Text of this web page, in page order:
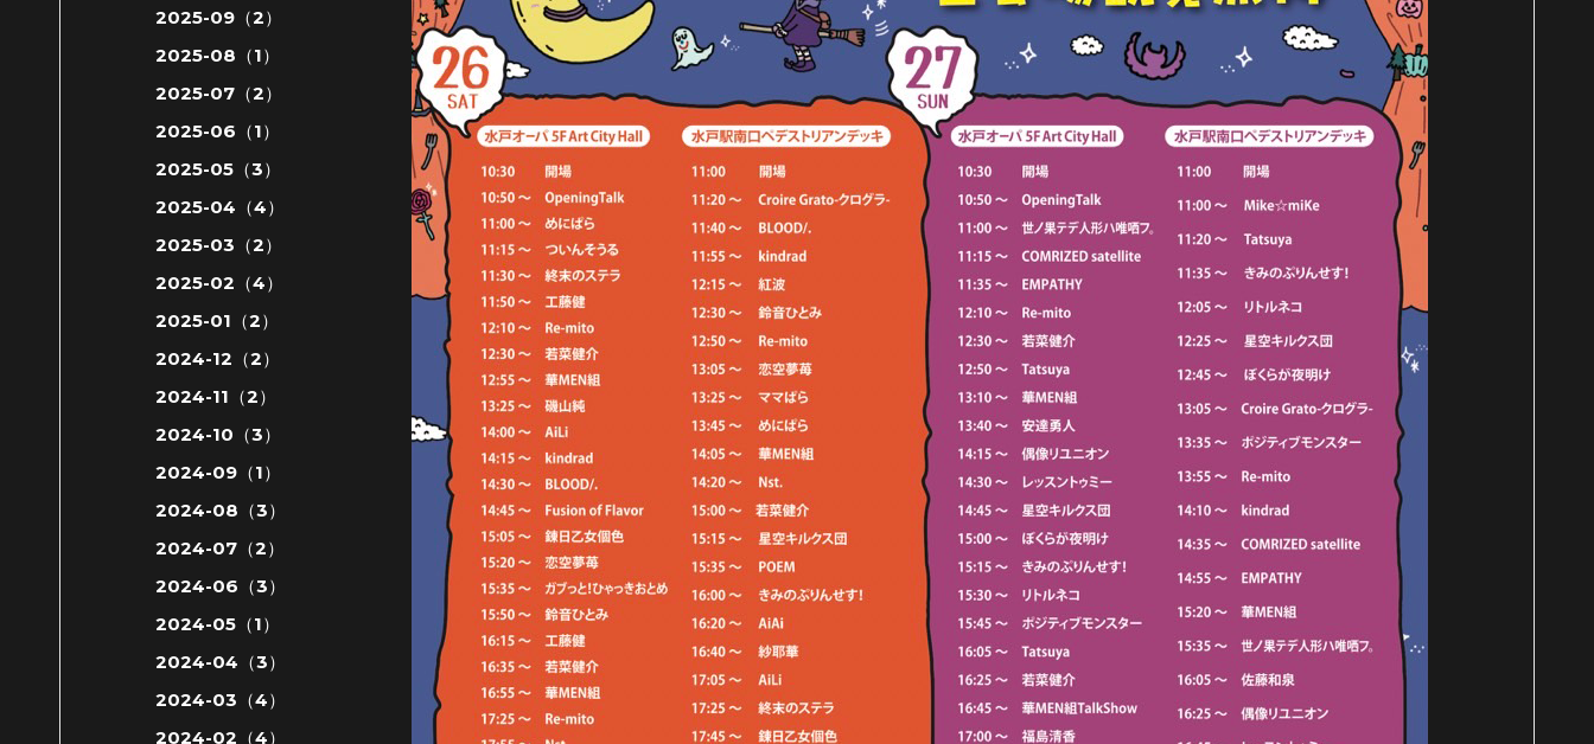
2025-09（2）
2025-08（1）
2025-07（2）
2025-06（1）
2025-05（3）
2025-04（4）
2025-03（2）
2025-02（4）
2025-01（2）
2024-12（2）
2024-11（2）
2024-10（3）
2024-09（1）
2024-08（3）
2024-07（2）
2024-06（3）
2024-05（1）
2024-04（3）
2024-03（4）
2024-02（4）